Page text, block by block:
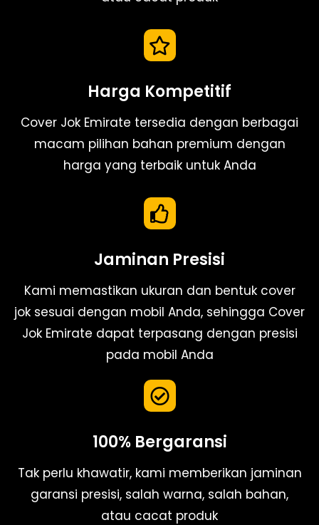
Harga Kompetitif
Cover Jok Emirate tersedia dengan berbagai
macam pilihan bahan premium dengan
harga yang terbaik untuk Anda
Jaminan Presisi
Kami memastikan ukuran dan bentuk cover
jok sesuai dengan mobil Anda, sehingga Cover
Jok Emirate dapat terpasang dengan presisi
pada mobil Anda
100% Bergaransi
Tak perlu khawatir, kami memberikan jaminan
garansi presisi, salah warna, salah bahan,
atau cacat produk